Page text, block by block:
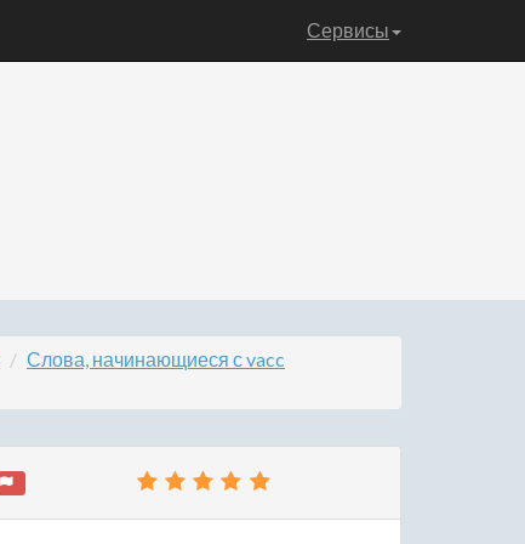
Сервисы
Слова, начинающиеся с vacc